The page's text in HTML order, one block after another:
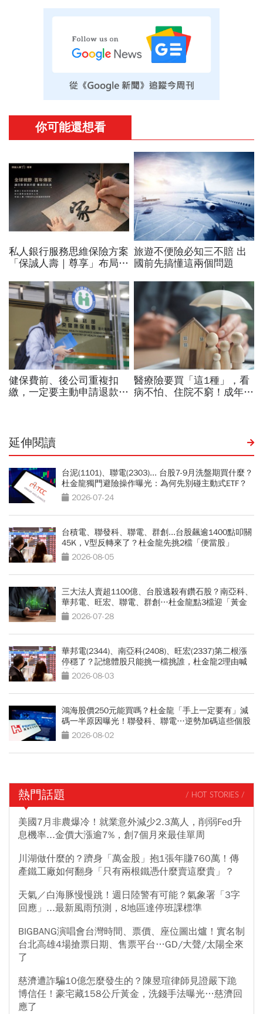
延伸閱讀
台泥(1101)、聯電(2303)... 台股7-9月洗盤期買什麼？
杜金龍獨門避險操作曝光：為何先別碰主動式ETF？
2026-07-24
台積電、聯發科、聯電、群創...台股飆逾1400點叩關
45K，V型反轉來了？杜金龍先挑2檔「便當股」
2026-08-05
三大法人賣超1100億、台股逃殺有鑽石股？南亞科、
華邦電、旺宏、聯電、群創…杜金龍點3檔迎「黃金
坑」買點
2026-07-28
華邦電(2344)、南亞科(2408)、旺宏(2337)第二根漲
停穩了？記憶體股只能挑一檔挑誰，杜金龍2理由喊
選它2026-08-03
鴻海股價250元能買嗎？杜金龍「手上一定要有」減
碼一半原因曝光！聯發科、聯電…逆勢加碼這些個股
2026-08-02
熱門話題 / HOT STORIES /
美國7月非農爆冷！就業意外減少2.3萬人，削弱Fed升
息機率...金價大漲逾7%，創7個月來最佳單周
川湖做什麼的？躋身「萬金股」抱1張年賺760萬！傳
產鐵工廠如何翻身「只有兩根鐵憑什麼賣這麼貴」？
天氣／白海豚慢慢跳！週日陸警有可能？氣象署「3字
回應」...最新風雨預測，8地區達停班課標準
BIGBANG演唱會台灣時間、票價、座位圖出爐！實名制
台北高雄4場搶票日期、售票平台…GD/大聲/太陽全來
了
慈濟遭詐騙10億怎麼發生的？陳昱瑄律師見證嚴下跪
博信任！豪宅藏158公斤黃金，洗錢手法曝光…慈濟回
應了